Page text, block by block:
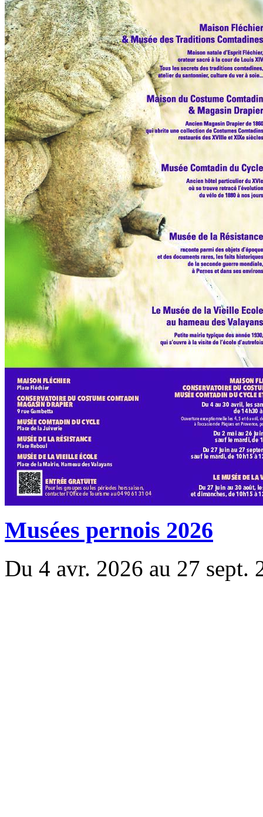
Musées pernois 2026
Du 4 avr. 2026 au 27 sept.